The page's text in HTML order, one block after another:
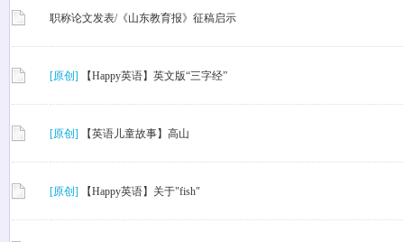
职称论文发表/《山东教育报》征稿启示
[原创] 【Happy英语】英文版“三字经”
[原创] 【英语儿童故事】高山
[原创] 【Happy英语】关于"fish"